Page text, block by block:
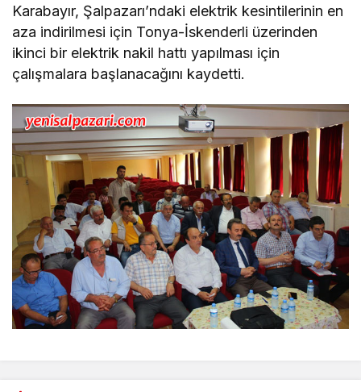
Karabayır, Şalpazarı’ndaki elektrik kesintilerinin en
aza indirilmesi için Tonya-İskenderli üzerinden
ikinci bir elektrik nakil hattı yapılması için
çalışmalara başlanacağını kaydetti.